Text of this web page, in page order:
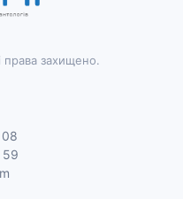
захищено.